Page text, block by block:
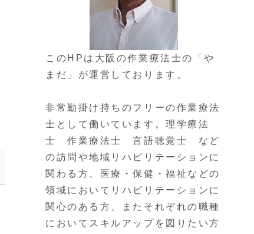
このHPは大阪の作業療法士の「や
まだ」が運営しております。
非常勤掛け持ちのフリーの作業療法
士として働いています。理学療法
士 作業療法士 言語聴覚士 など
の訪問や地域リハビリテーションに
関わる方、医療・保健・福祉などの
領域においてリハビリテーションに
関心のある方、またそれぞれの職種
においてスキルアップを図りたい方